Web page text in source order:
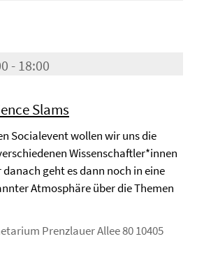
- 18:00
Slams
Socialevent wollen wir uns die
Wissenschaftler*innen
geht es dann noch in eine
Atmosphäre über die Themen
Prenzlauer Allee 80 10405